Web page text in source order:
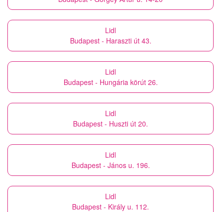
Lidl
Budapest - Haraszti út 43.
Lidl
Budapest - Hungária körút 26.
Lidl
Budapest - Huszti út 20.
Lidl
Budapest - János u. 196.
Lidl
Budapest - Király u. 112.